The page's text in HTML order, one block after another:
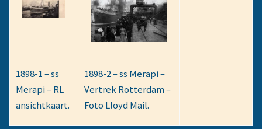
1898-1 – ss
Merapi – RL
ansichtkaart.
1898-2 – ss Merapi –
Vertrek Rotterdam –
Foto Lloyd Mail.